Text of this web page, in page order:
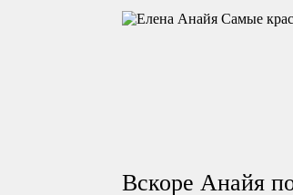
Вскоре Анайя